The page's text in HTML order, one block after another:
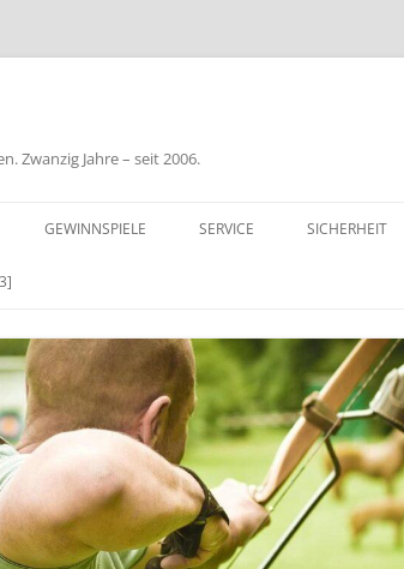
Zwanzig Jahre – seit 2006.
GEWINNSPIELE SERVICE SICHERHEIT